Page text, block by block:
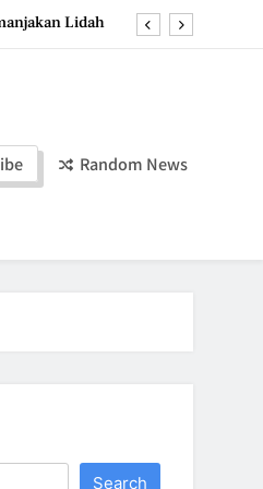
Lidah
Digemari
Tekstur UnikRandom News
Search